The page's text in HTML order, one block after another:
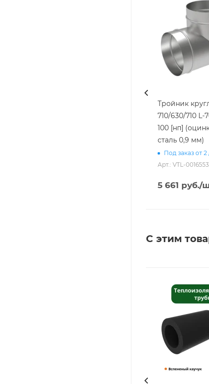
Тройник
710/630/710 L-
100 [нп]
сталь 0,9 мм)
Под заказ от 2
Арт.: VTL-
5 661 руб./
С этим